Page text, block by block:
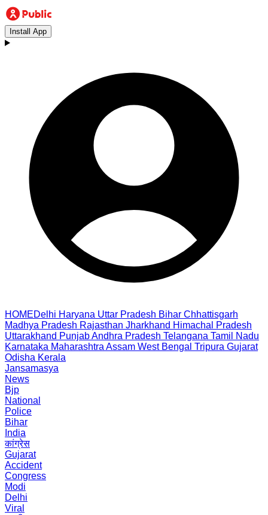
Install App
HOMEDelhi Haryana Uttar Pradesh Bihar Chhattisgarh
Madhya Pradesh Rajasthan Jharkhand Himachal Pradesh
Uttarakhand PunjabAndhra Pradesh Telangana Tamil Nadu
Karnataka Maharashtra Assam West Bengal Tripura Gujarat
Odisha Kerala
Jansamasya
News
Bjp
National
Police
Bihar
India
कांग्रेस
Gujarat
Accident
Congress
Modi
Delhi
Viral